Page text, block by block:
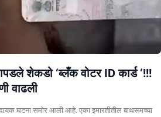
शेकडो ‘ब्लँक वोटर ID कार्ड ‘!!!
वाढली
घटना समोर आली आहे. एका इमारतीतील बाथरूमच्या